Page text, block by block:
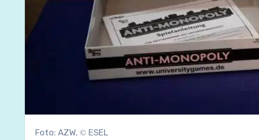
Foto: AZW, © ESEL